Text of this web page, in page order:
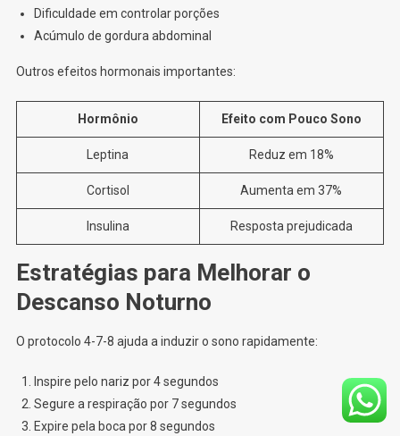
Dificuldade em controlar porções
Acúmulo de gordura abdominal
Outros efeitos hormonais importantes:
Hormônio Efeito com Pouco Sono
Leptina Reduz em 18%
Cortisol Aumenta em 37%
Insulina Resposta prejudicada
Estratégias para Melhorar o
Descanso Noturno
O protocolo 4-7-8 ajuda a induzir o sono rapidamente:
Inspire pelo nariz por 4 segundos
Segure a respiração por 7 segundos
Expire pela boca por 8 segundos